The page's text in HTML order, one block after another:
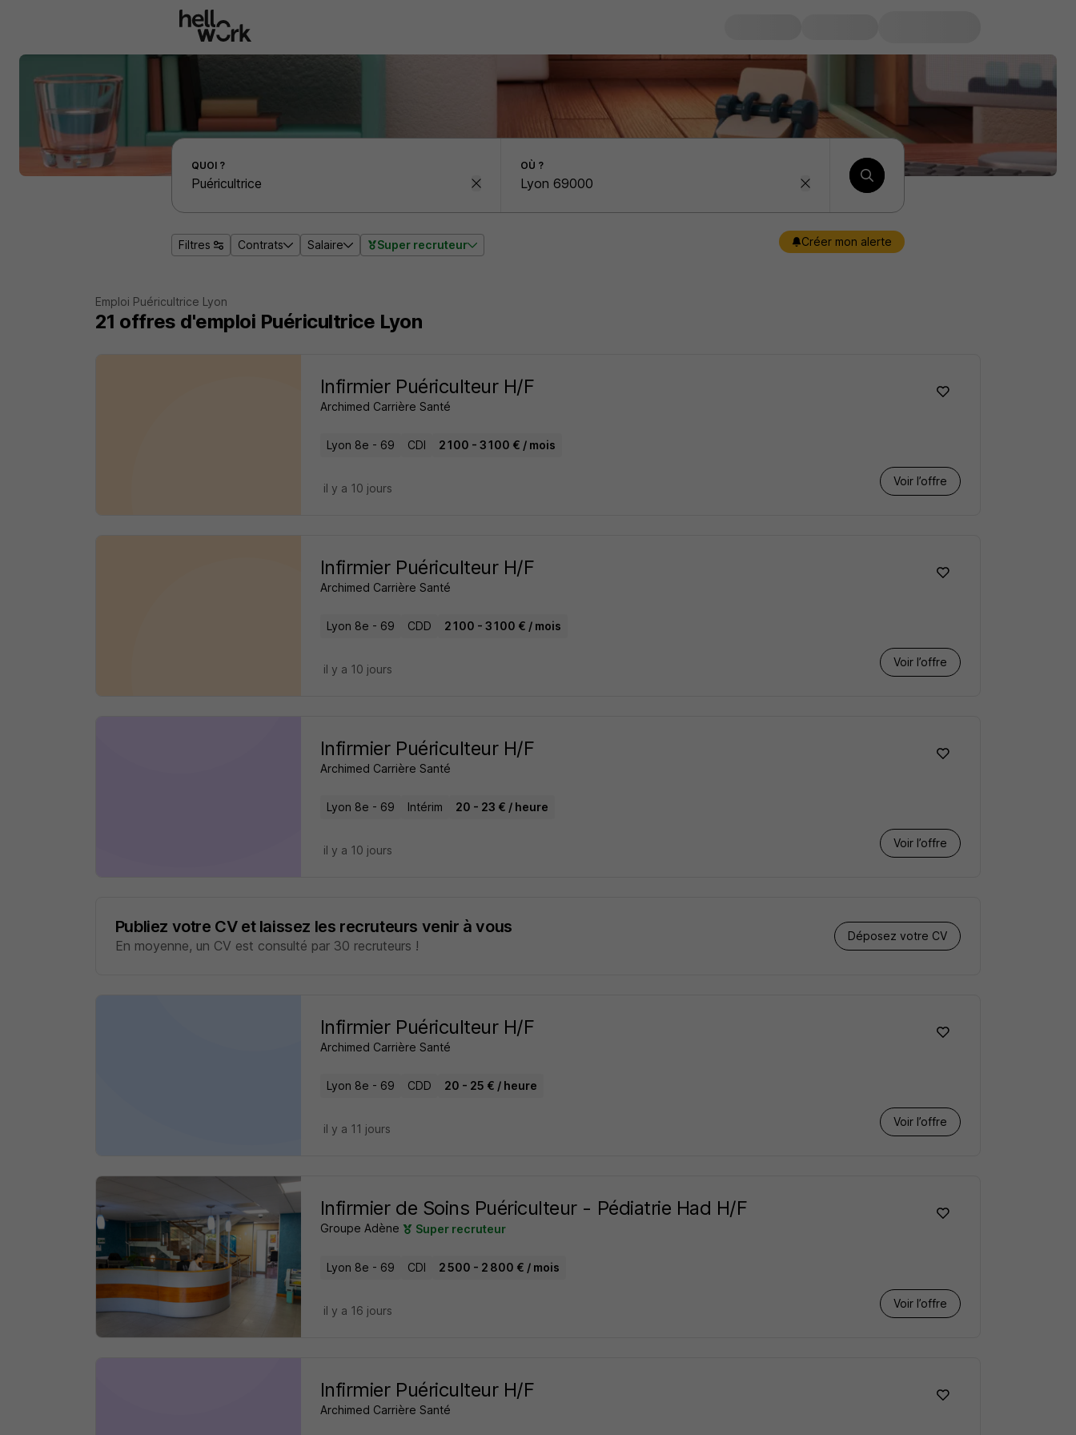
Effectuer une recherche d'emploi par localité
QUOI ? OÙ ?
Filtres Contrats Salaire Super recruteur Créer mon alerte
Emploi Puéricultrice Lyon
21 offres d'emploi Puéricultrice Lyon
Infirmier Puériculteur H/F
Archimed Carrière Santé
Lyon 8e - 69 CDI 2 100 - 3 100 € / mois
Voir l’offre
il y a 10 jours
Infirmier Puériculteur H/F
Archimed Carrière Santé
Lyon 8e - 69 CDD 2 100 - 3 100 € / mois
Voir l’offre
il y a 10 jours
Infirmier Puériculteur H/F
Archimed Carrière Santé
Lyon 8e - 69 Intérim 20 - 23 € / heure
Voir l’offre
il y a 10 jours
Publiez votre CV et laissez les recruteurs venir à vous
En moyenne, un CV est consulté par 30 recruteurs !
Déposez votre CV
Infirmier Puériculteur H/F
Archimed Carrière Santé
Lyon 8e - 69 CDD 20 - 25 € / heure
Voir l’offre
il y a 11 jours
Infirmier de Soins Puériculteur - Pédiatrie Had H/F
Groupe Adène Super recruteur
Lyon 8e - 69 CDI 2 500 - 2 800 € / mois
Voir l’offre
il y a 16 jours
Infirmier Puériculteur H/F
Archimed Carrière Santé